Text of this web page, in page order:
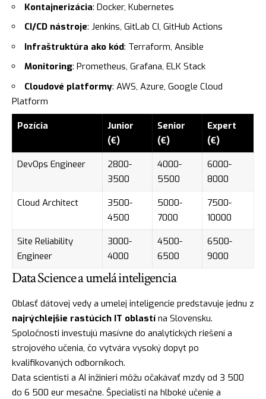
Kontajnerizácia: Docker, Kubernetes
CI/CD nástroje: Jenkins, GitLab CI, GitHub Actions
Infraštruktúra ako kód: Terraform, Ansible
Monitoring: Prometheus, Grafana, ELK Stack
Cloudové platformy: AWS, Azure, Google Cloud
Platform
Pozícia
Junior
(€)
Senior
(€)
Expert
(€)
DevOps Engineer
2800-
3500
4000-
5500
6000-
8000
Cloud Architect
3500-
4500
5000-
7000
7500-
10000
Site Reliability
Engineer
3000-
4000
4500-
6500
6500-
9000
Data Science a umelá inteligencia
Oblasť dátovej vedy a umelej inteligencie predstavuje jednu z
najrýchlejšie rastúcich IT oblastína Slovensku.
Spoločnosti investujú masívne do analytických riešení a
strojového učenia, čo vytvára vysoký dopyt po
kvalifikovaných odborníkoch.
Data scientisti a AI inžinieri môžu očakávať mzdy od 3 500
do 6 500 eur mesačne. Špecialisti na hlboké učenie a